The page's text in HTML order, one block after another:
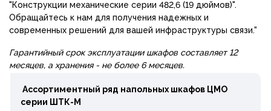
"Конструкции механические серии 482,6 (19 дюймов)".
Обращайтесь к нам для получения надежных и
современных решений для вашей инфраструктуры связи."
Гарантийный срок эксплуатации шкафов составляет 12
месяцев, а хранения - не более 6 месяцев.
Аcсортиментный ряд напольных шкафов ЦМО
серии ШТК-М